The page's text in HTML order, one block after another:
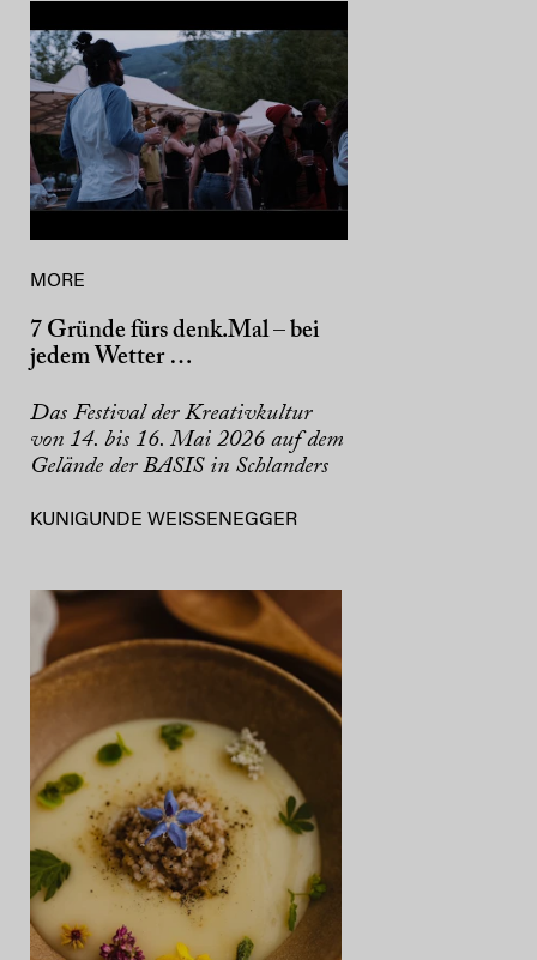
MORE
7 Gründe fürs denk.Mal – bei
jedem Wetter …
Das Festival der Kreativkultur
von 14. bis 16. Mai 2026 auf dem
Gelände der BASIS in Schlanders
KUNIGUNDE WEISSENEGGER